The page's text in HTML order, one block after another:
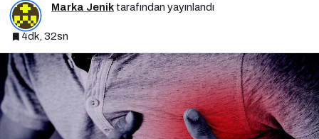
Marka Jenik tarafından yayınlandı
4dk, 32sn